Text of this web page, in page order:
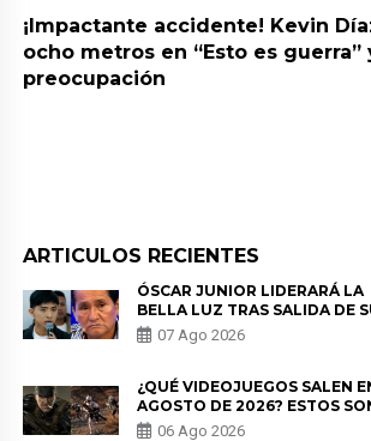
¡Impactante accidente! Kevin
ocho metros en “Esto es guerra”
preocupación
ARTICULOS RECIENTES
ÓSCAR JUNIOR LIDERARÁ LA
BELLA LUZ TRAS SALIDA DE
PADRE POR POLÉMICA CON
NALDY SALDAÑA
07 Ago 2026
¿QUÉ VIDEOJUEGOS SALEN
AGOSTO DE 2026? ESTOS
LOS ESTRENOS MÁS
06 Ago 2026